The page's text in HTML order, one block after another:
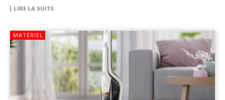
LIRE LA SUITE
MATÉRIEL